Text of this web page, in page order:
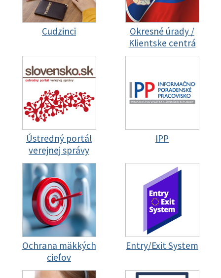
Cudzinci
Okresné úrady /
Klientske centrá
Ústredný portál
verejnej správy
IPP
Ochrana mäkkých
cieľov
Entry/Exit System